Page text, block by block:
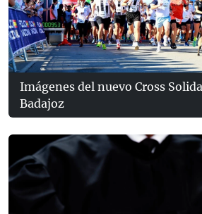
Imágenes del nuevo Cross
Badajoz